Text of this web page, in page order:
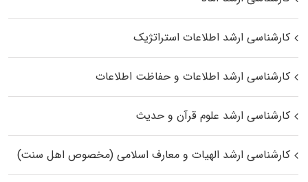
کارشناسی ارشد اطلاعات استراتژیک
کارشناسی ارشد اطلاعات و حفاظت اطلاعات
کارشناسی ارشد علوم قرآن و حدیث
کارشناسی ارشد الهیات و معارف اسلامی (مخصوص اهل سنت)